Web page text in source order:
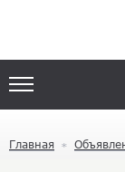
Главная